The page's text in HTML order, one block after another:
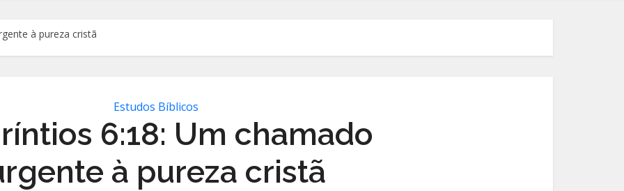
à pureza cristã
Estudos Bíblicos
6:18: Um chamado
à pureza cristã